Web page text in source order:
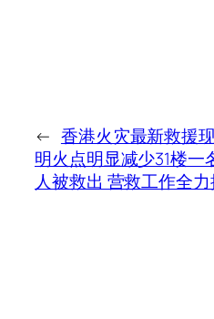
← 香港火灾最新救援
明火点明显减少31楼一
人被救出 营救工作全